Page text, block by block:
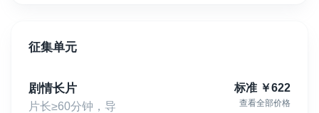
征集单元
剧情长片
片长≥60分钟，导
标准 ￥622
查看全部价格